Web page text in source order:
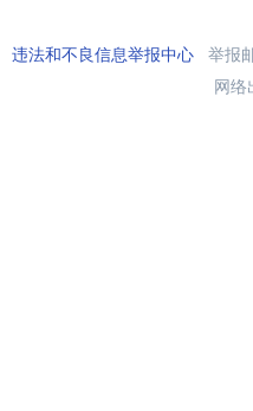
违法和不良信息举报中心举报
网